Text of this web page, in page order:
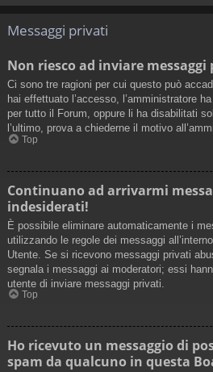
Messaggi privati
Non riesco ad inviare
Ci sono tre ragioni per cui questo può
hai effettuato l’accesso, l’amministratore
per tutto il Forum, oppure li ha disabilitati
l’ultimo, prova a chiederne il motivo
Top
Continuano ad arrivarmi
indesiderati!
È possibile eliminare automaticamente i
utilizzando le regole dei messaggi
Utente. Se si ricevono messaggi privati
segnala i messaggi ai moderatori; essi
utente di inviare messaggi privati​​.
Top
Ho ricevuto un messaggio di
spam da qualcuno in questa